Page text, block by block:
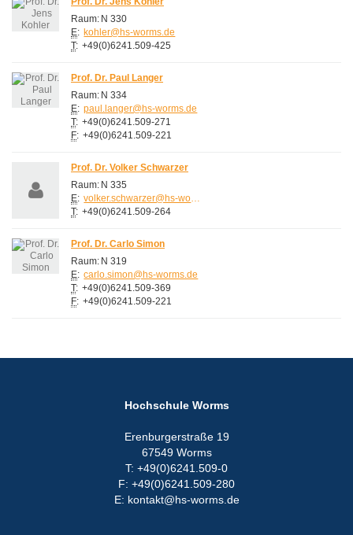
Raum: N 330
E: kohler@hs-worms.de
T: +49(0)6241.509-425
Prof. Dr. Paul Langer
Raum: N 334
E: paul.langer@hs-worms.de
T: +49(0)6241.509-271
F: +49(0)6241.509-221
Prof. Dr. Volker Schwarzer
Raum: N 335
E:
volker.schwarzer@hs-worms.de
T: +49(0)6241.509-264
Prof. Dr. Carlo Simon
Raum: N 319
E: carlo.simon@hs-worms.de
T: +49(0)6241.509-369
F: +49(0)6241.509-221
Hochschule Worms
Erenburgerstraße 19
67549 Worms
T: +49(0)6241.509-0
F: +49(0)6241.509-280
E: kontakt@hs-worms.de